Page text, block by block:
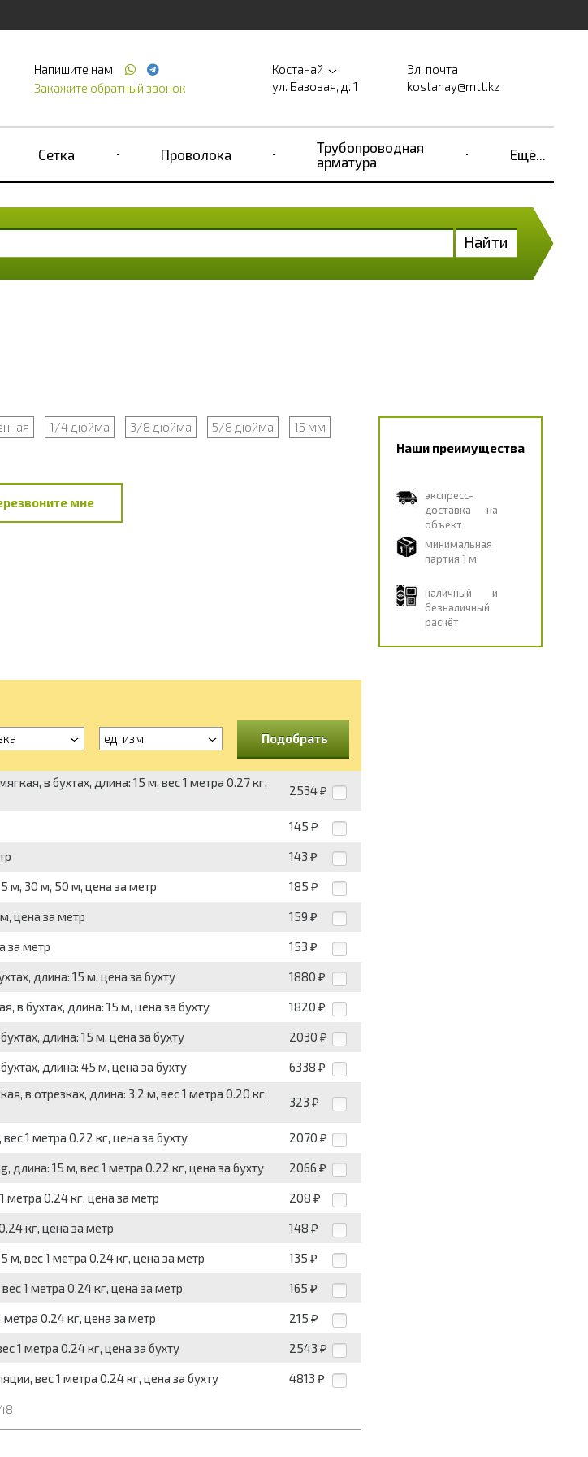
Напишите нам
Закажите обратный звонок
Костанай
ул. Базовая, д. 1
Эл. почта
kostanay@mtt.kz
Сетка Проволока
Трубопроводная
арматура
Ещё...
Найти
1/4 дюйма 3/8 дюйма 5/8 дюйма
15 мм
мне
Наши преимущества
экспресс-
доставка на
объект
минимальная
партия 1 м
наличный и
безналичный
расчёт
ед. изм. Подобрать
в бухтах, длина: 15 м, вес 1 метра 0.27 кг,
2534 ₽
145 ₽
143 ₽
м, 30 м, 50 м, цена за метр 185 ₽
цена за метр 159 ₽
за метр 153 ₽
длина: 15 м, цена за бухту 1880 ₽
бухтах, длина: 15 м, цена за бухту 1820 ₽
длина: 15 м, цена за бухту 2030 ₽
длина: 45 м, цена за бухту 6338 ₽
в отрезках, длина: 3.2 м, вес 1 метра 0.20 кг,
323 ₽
1 метра 0.22 кг, цена за бухту 2070 ₽
15 м, вес 1 метра 0.22 кг, цена за бухту 2066 ₽
метра 0.24 кг, цена за метр 208 ₽
кг, цена за метр 148 ₽
вес 1 метра 0.24 кг, цена за метр 135 ₽
1 метра 0.24 кг, цена за метр 165 ₽
0.24 кг, цена за метр 215 ₽
1 метра 0.24 кг, цена за бухту 2543 ₽
вес 1 метра 0.24 кг, цена за бухту 4813 ₽